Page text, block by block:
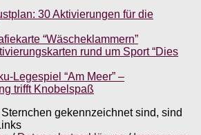
30 Aktivierungen für die
“Wäscheklammern”
rund um Sport “Dies
Legespiel “Am Meer” –
trifft Knobelspaß
gekennzeichnet sind, sind